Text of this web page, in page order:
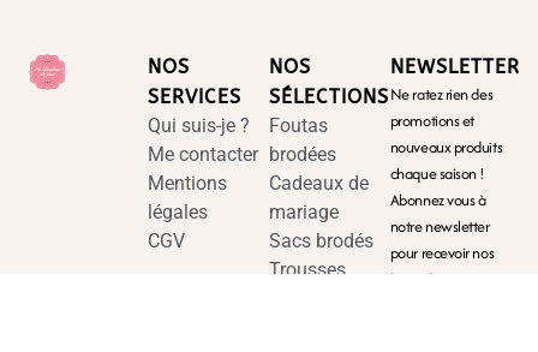
NOS
SERVICES
Qui suis-je ?
Me contacter
Mentions
légales
CGV
NOS
SÉLECTIONS
Foutas
brodées
Cadeaux de
mariage
Sacs brodés
Trousses
NEWSLETTER
Ne ratez rien des
promotions et
nouveaux produits
chaque saison !
Abonnez vous à
notre newsletter
pour recevoir nos
bons plans et